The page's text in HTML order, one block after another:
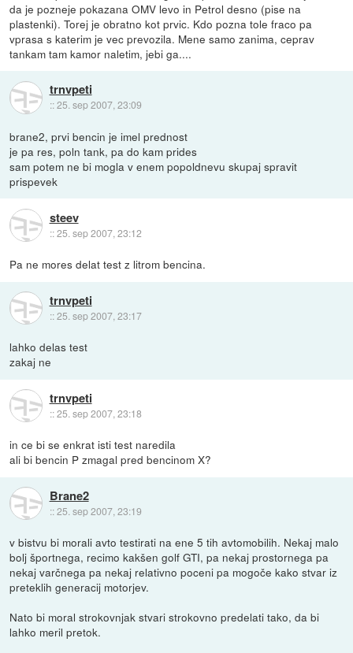
da je pozneje pokazana OMV levo in Petrol desno (pise na
plastenki). Torej je obratno kot prvic. Kdo pozna tole fraco pa
vprasa s katerim je vec prevozila. Mene samo zanima, ceprav
tankam tam kamor naletim, jebi ga....
trnvpeti
::25. sep 2007, 23:09
brane2, prvi bencin je imel prednost
je pa res, poln tank, pa do kam prides
sam potem ne bi mogla v enem popoldnevu skupaj spravit
prispevek
steev
::25. sep 2007, 23:12
Pa ne mores delat test z litrom bencina.
trnvpeti
::25. sep 2007, 23:17
lahko delas test
zakaj ne
trnvpeti
::25. sep 2007, 23:18
in ce bi se enkrat isti test naredila
ali bi bencin P zmagal pred bencinom X?
Brane2
::25. sep 2007, 23:19
v bistvu bi morali avto testirati na ene 5 tih avtomobilih. Nekaj malo
bolj športnega, recimo kakšen golf GTI, pa nekaj prostornega pa
nekaj varčnega pa nekaj relativno poceni pa mogoče kako stvar iz
preteklih generacij motorjev.
Nato bi moral strokovnjak stvari strokovno predelati tako, da bi
lahko meril pretok.